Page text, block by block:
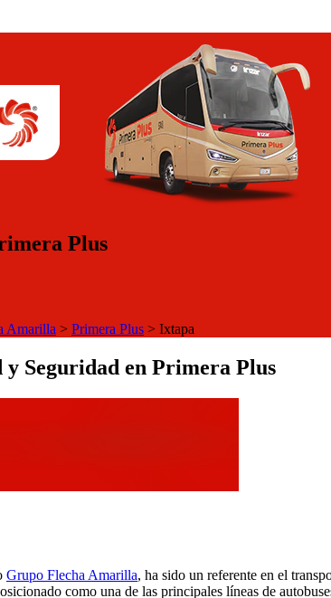
Plus
Amarilla > Primera Plus > Ixtapa
Seguridad en Primera Plus
Grupo Flecha Amarilla, ha sido un referente en el
como una de las principales líneas de